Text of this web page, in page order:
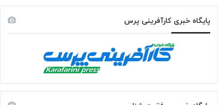
پایگاه خبری کارآفرینی پرس